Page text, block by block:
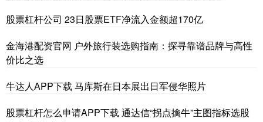
股票杠杆公司 23日股票ETF净流入金额超170亿
金海港配资官网 户外旅行装选购指南：探寻靠谱品牌与高性
价比之选
牛达人APP下载 马库斯在日本展出日军侵华照片
股票杠杆怎么申请APP下载 通达信“拐点擒牛”主图指标选股